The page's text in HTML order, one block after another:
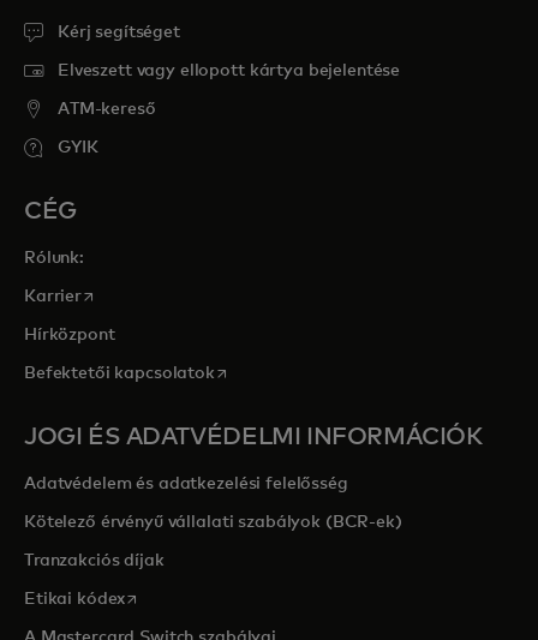
Kérj segítséget
Elveszett vagy ellopott kártya bejelentése
ATM-kereső
GYIK
CÉG
Rólunk:
Karrieropens in a new tab
Hírközpont
Befektetői kapcsolatokopens in a new tab
JOGI ÉS ADATVÉDELMI INFORMÁCIÓK
Adatvédelem és adatkezelési felelősség
Kötelező érvényű vállalati szabályok (BCR-ek)
Tranzakciós díjak
Etikai kódexopens in a new tab